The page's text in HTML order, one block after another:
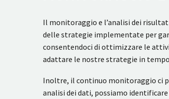
Il monitoraggio e l’analisi dei
delle strategie implementate per
consentendoci di ottimizzare le
adattare le nostre strategie in
Inoltre, il continuo monitoraggio ci
analisi dei dati, possiamo